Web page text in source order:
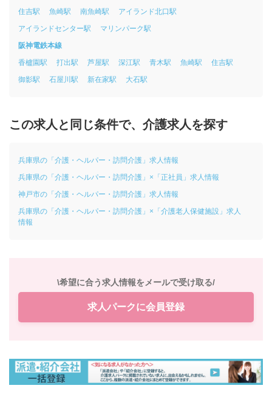
住吉駅
魚崎駅 南魚崎駅
アイランド北口駅
アイランドセンター駅
マリンパーク駅
阪神電鉄本線
香櫨園駅
打出駅 芦屋駅 深江駅 青木駅 魚崎駅
住吉駅
御影駅
石屋川駅 新在家駅 大石駅
この求人と同じ条件で、介護求人を探す
兵庫県の「介護・ヘルパー・訪問介護」求人情報
兵庫県の「介護・ヘルパー・訪問介護」×「正社員」求人情報
神戸市の「介護・ヘルパー・訪問介護」求人情報
兵庫県の「介護・ヘルパー・訪問介護」×「介護老人保健施設」求人
情報
\希望に合う求人情報をメールで受け取る/
求人パークに会員登録